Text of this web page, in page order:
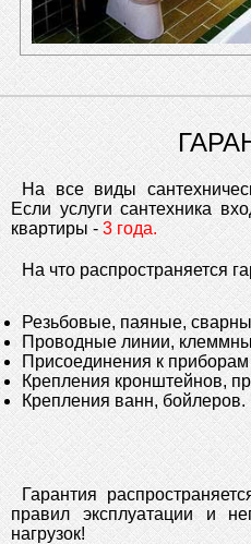
На все виды
Если услуги сантехника
квартиры - 3 года.
На что распространяется
Резьбовые, паяные,
Проводные линии,
Присоединения к приборам
Крепления кронштейнов,
Крепления ванн, бойлеров.
Гарантия
правил эксплуатации и
нагрузок!